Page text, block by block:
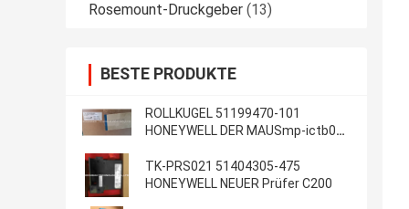
Rosemount-Druckgeber (13)
BESTE PRODUKTE
ROLLKUGEL 51199470-101
HONEYWELL DER MAUSmp-ictb01-
TK-PRS021 51404305-475
HONEYWELL NEUER Prüfer C200